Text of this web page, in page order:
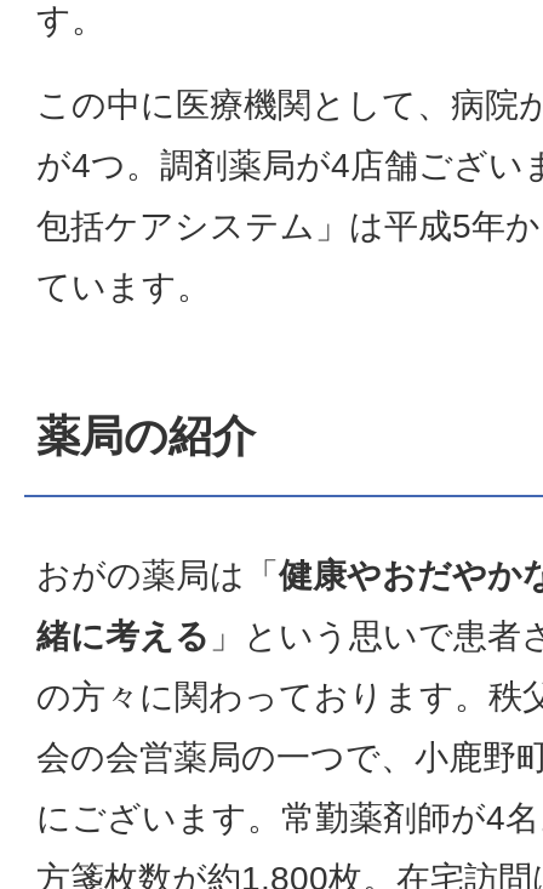
す。
この中に医療機関として、病院
が4つ。調剤薬局が4店舗ござい
包括ケアシステム」は平成5年
ています。
薬局の紹介
おがの薬局は「健康やおだやか
緒に考える 」という思いで患者
の方々に関わっております。秩
会の会営薬局の一つで、小鹿野
にございます。常勤薬剤師が4
方箋枚数が約1,800枚。在宅訪